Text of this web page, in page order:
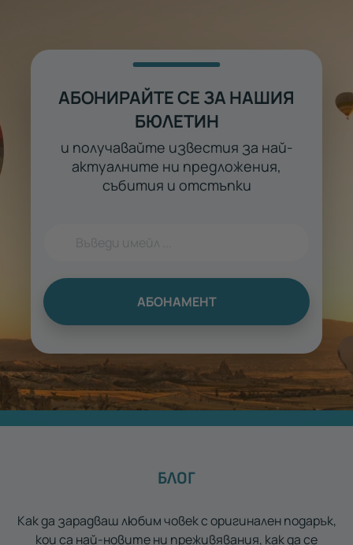
АБОНИРАЙТЕ СЕ ЗА НАШИЯ
БЮЛЕТИН
и получавайте известия за най-
актуалните ни предложения,
събития и отстъпки
АБОНАМЕНТ
БЛОГ
Как да зарадваш любим човек с оригинален подарък,
кои са най-новите ни преживявания, как да се